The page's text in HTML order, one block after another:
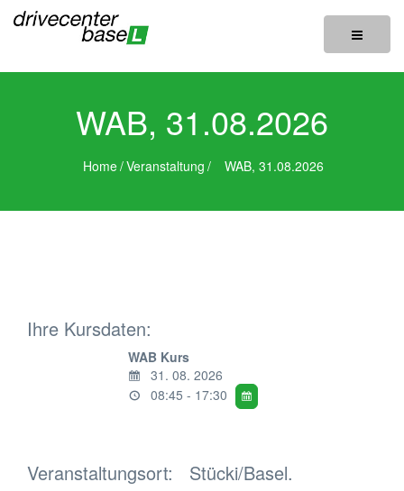
Toggle
WAB, 31.08.2026
Home/Veranstaltung / WAB, 31.08.2026
Ihre Kursdaten:
WAB Kurs
31. 08. 2026
08:45 - 17:30
Veranstaltungsort: Stücki/Basel.